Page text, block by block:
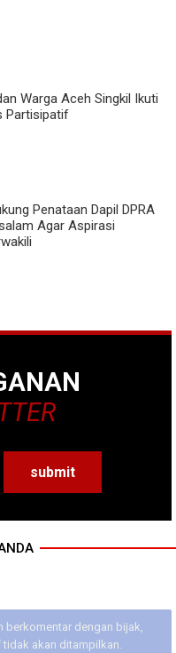
Warga Aceh Singkil Ikuti
Partisipatif
Penataan Dapil DPRA
Agar Aspirasi
berkomentar dengan bijak,
akan ditampilkan.